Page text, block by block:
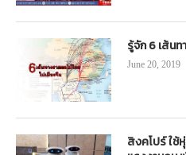
รู้จัก 6 เส้น
June 20, 2019
สิงคโปร์ ใช้